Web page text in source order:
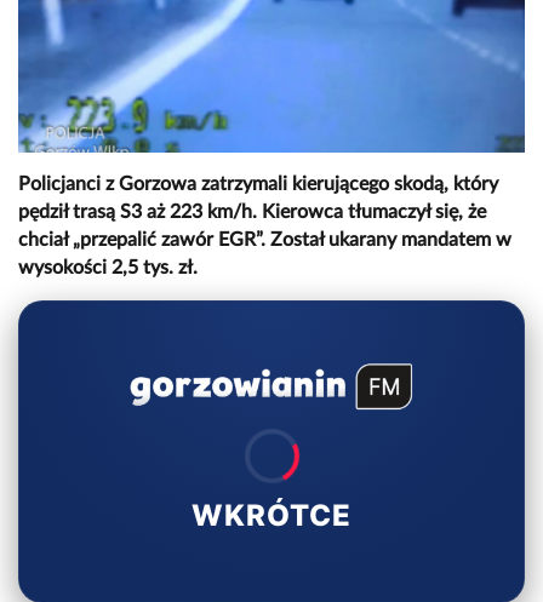
Policjanci z Gorzowa zatrzymali kierującego skodą, który
pędził trasą S3 aż 223 km/h. Kierowca tłumaczył się, że
chciał „przepalić zawór EGR”. Został ukarany mandatem w
wysokości 2,5 tys. zł.
WKRÓTCE